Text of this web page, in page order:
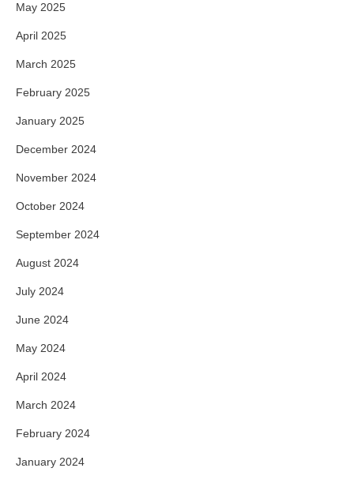
May 2025
April 2025
March 2025
February 2025
January 2025
December 2024
November 2024
October 2024
September 2024
August 2024
July 2024
June 2024
May 2024
April 2024
March 2024
February 2024
January 2024